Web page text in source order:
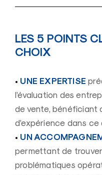
LES 5 POINTS
CHOIX
• UNE EXPERTISE
l’évaluation des
de vente, bénéficiant
d’expérience dans ce
• UN
permettant de
problématiques